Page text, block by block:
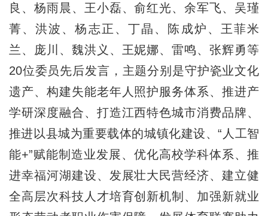
良、杨雨晨、王小磊、俞红光、余军飞、吴瑾
菁、洪波、杨志正、丁晶、陈成炉、王菲米
兰、庞川、魏洪义、王妮娜、雷鸣、张辉勇等
20位委员先后发言，主题分别是守护瓷业文化
遗产、构建失能老年人照护服务体系、推进产
学研深度融合、打造江西特色城市消费品牌、
推进以县城为重要载体的城镇化建设、“人工智
能+”赋能制造业发展、优化高校学科体系、推
进幸福河湖建设、发展壮大民营经济、建立健
全高层次科技人才培育创新机制、加强新就业